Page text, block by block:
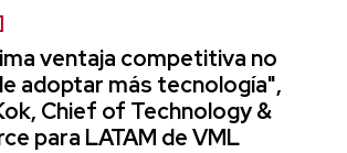
ventaja competitiva no
adoptar más tecnología",
Chief of Technology &
para LATAM de VML